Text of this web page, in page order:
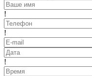
!
!
!